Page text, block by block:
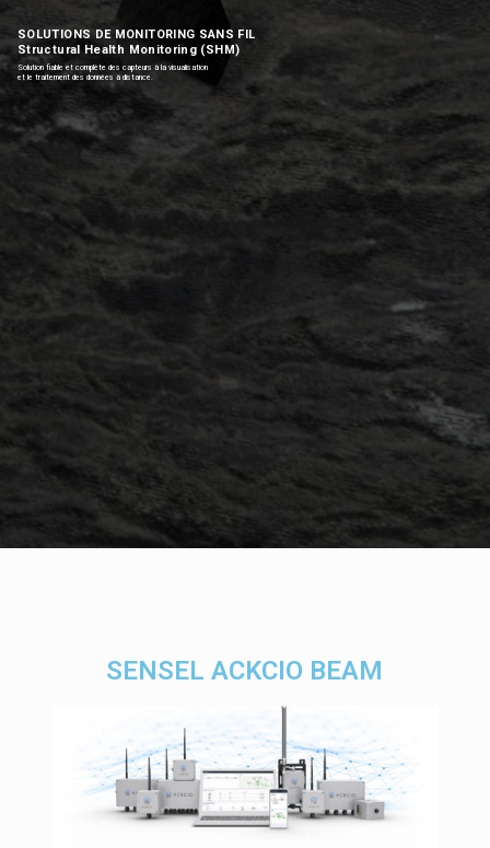
SOLUTIONS DE MONITORING SANS FIL
Structural Health Monitoring (SHM)
Solution fiable et complète des capteurs à la visualisation
et le traitement des données à distance.
SENSEL ACKCIO BEAM